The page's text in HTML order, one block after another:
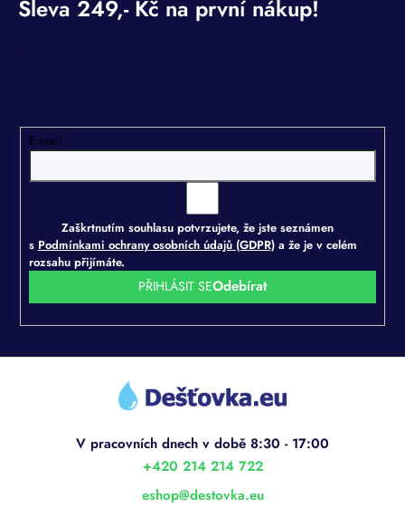
E-mail
Zaškrtnutím souhlasu potvrzujete, že jste seznámen
s Podmínkami ochrany osobních údajů (GDPR)a že je v celém
rozsahu přijímáte.
PŘIHLÁSIT SE
Z
eshop@destovka.eu
+420 214 214 722